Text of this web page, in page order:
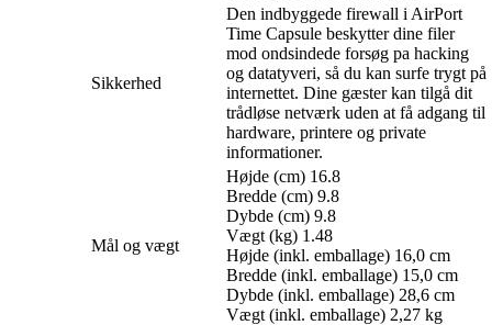
Sikkerhed
Den indbyggede firewall i AirPort
Time Capsule beskytter dine filer
mod ondsindede forsøg pa hacking
og datatyveri, så du kan surfe trygt på
internettet. Dine gæster kan tilgå dit
trådløse netværk uden at få adgang til
hardware, printere og private
informationer.
Mål og vægt
Højde (cm) 16.8
Bredde (cm) 9.8
Dybde (cm) 9.8
Vægt (kg) 1.48
Højde (inkl. emballage) 16,0 cm
Bredde (inkl. emballage) 15,0 cm
Dybde (inkl. emballage) 28,6 cm
Vægt (inkl. emballage) 2,27 kg